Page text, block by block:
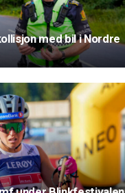
med bil i Nordre